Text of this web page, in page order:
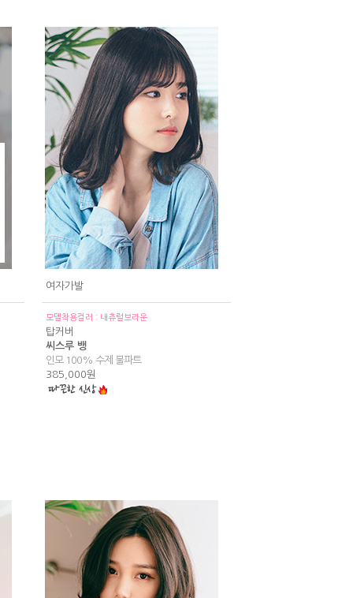
여자가발
모델착용컬러 : 내츄럴브라운
탑커버
씨스루 뱅
인모 100% 수제 불파트
385,000원